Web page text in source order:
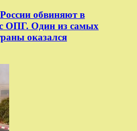
обвиняют в
ОПГ. Один из самых
оказался